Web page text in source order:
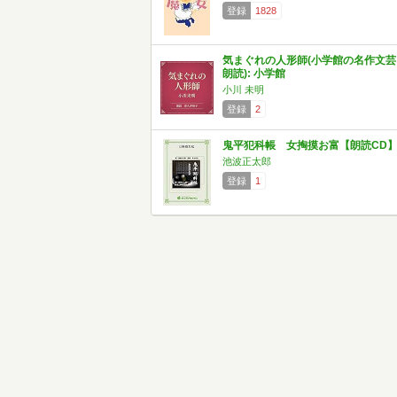
登録 1828
気まぐれの人形師(小学館の名作文芸
朗読): 小学館
小川 未明
登録
2
鬼平犯科帳 女掏摸お富【朗読CD】
池波正太郎
登録
1